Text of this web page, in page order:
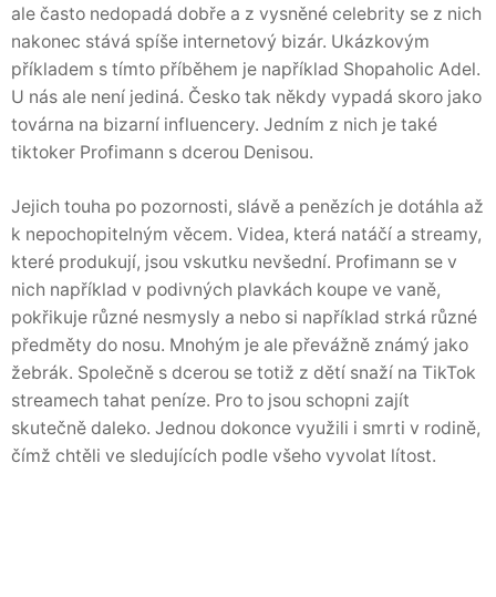
ale často nedopadá dobře a z vysněné celebrity se z nich
nakonec stává spíše internetový bizár. Ukázkovým
příkladem s tímto příběhem je například Shopaholic Adel.
U nás ale není jediná. Česko tak někdy vypadá skoro jako
továrna na bizarní influencery. Jedním z nich je také
tiktoker Profimann s dcerou Denisou.
Jejich touha po pozornosti, slávě a penězích je dotáhla až
k nepochopitelným věcem. Videa, která natáčí a streamy,
které produkují, jsou vskutku nevšední. Profimann se v
nich například v podivných plavkách koupe ve vaně,
pokřikuje různé nesmysly a nebo si například strká různé
předměty do nosu. Mnohým je ale převážně známý jako
žebrák. Společně s dcerou se totiž z dětí snaží na TikTok
streamech tahat peníze. Pro to jsou schopni zajít
skutečně daleko. Jednou dokonce využili i smrti v rodině,
čímž chtěli ve sledujících podle všeho vyvolat lítost.